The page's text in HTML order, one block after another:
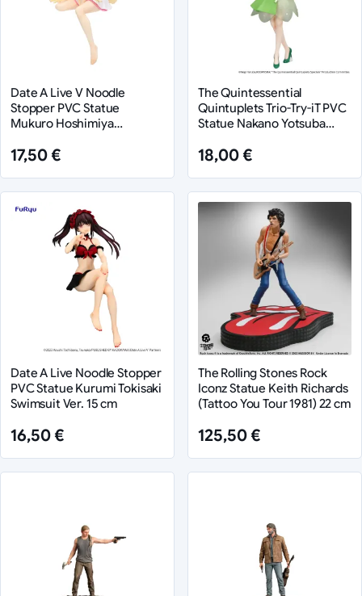
Date A Live V Noodle
Stopper PVC Statue
Mukuro Hoshimiya
17,50 €
The Quintessential
Quintuplets Trio-Try-iT PVC
Statue Nakano Yotsuba
18,00 €
Date A Live Noodle Stopper
PVC Statue Kurumi Tokisaki
Swimsuit Ver. 15 cm
16,50 €
The Rolling Stones Rock
Iconz Statue Keith Richards
(Tattoo You Tour 1981) 22 cm
125,50 €